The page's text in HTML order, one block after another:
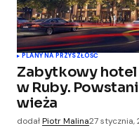
PLANY NA PRZYSZŁOŚĆ
Zabytkowy hotel
w Ruby.
wieża
dodałPiotr Malina27 stycznia,